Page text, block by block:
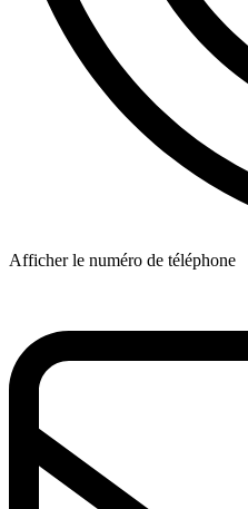
Afficher le numéro de téléphone